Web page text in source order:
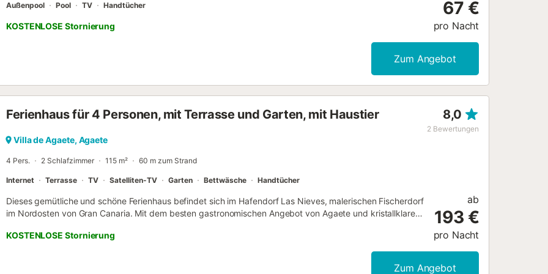
Außenpool Pool TV Handtücher
KOSTENLOSE Stornierung
67 €
pro Nacht
Zum Angebot
Ferienhaus für 4 Personen, mit Terrasse und Garten, mit Haustier 8,0
2 Bewertungen
Villa de Agaete, Agaete
4 Pers. 2 Schlafzimmer 115 m² 60 m zum Strand
Internet Terrasse TV Satelliten-TV Garten Bettwäsche Handtücher
Dieses gemütliche und schöne Ferienhaus befindet sich im Hafendorf Las Nieves, malerischen Fischerdorf
im Nordosten von Gran Canaria. Mit dem besten gastronomischen Angebot von Agaete und kristallklarem
atemberaubende Aussicht auf Teneriff und Teide, den höchsten Berg Spaniens. Machen Sie einen
Spaziergang die "Poets Avenue" entlang, voll von Restaurants mit frischem Fisch und Meeresfrüchten,
Kunsthandwerksläden usw., das ist ein perfekter Ort, um Einheimische zu treffen. Dieses Ferienhaus ist
KOSTENLOSE Stornierung
ab
193 €
pro Nacht
Zum Angebot